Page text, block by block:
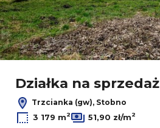
Działka na sprzedaż
Trzcianka (gw), Stobno
3 179 m2 51,90 zł/m2